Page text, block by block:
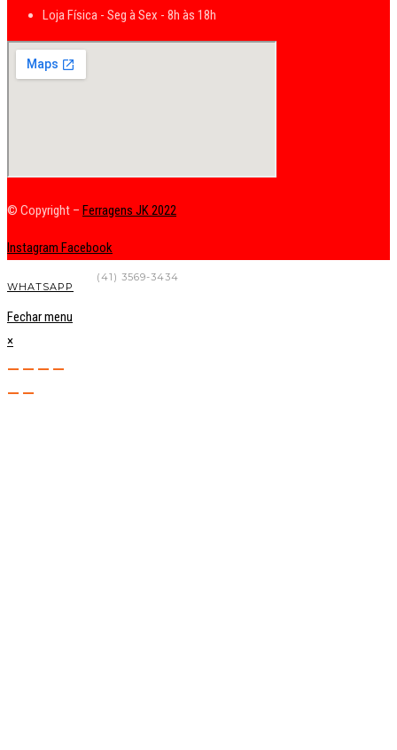
Loja Física - Seg à Sex - 8h às 18h
© Copyright – Ferragens JK 2022
Instagram Facebook
(41) 3569-3434
WHATSAPP
Fechar menu
×